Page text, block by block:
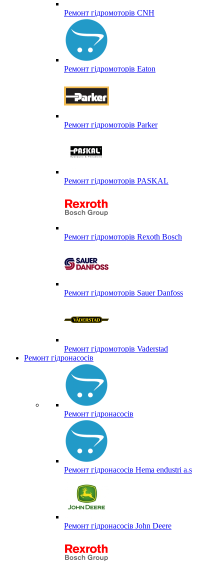
Ремонт гідромоторів CNH
Ремонт гідромоторів Eaton
Ремонт гідромоторів Parker
Ремонт гідромоторів PASKAL
Ремонт гідромоторів Rexoth Bosch
Ремонт гідромоторів Sauer Danfoss
Ремонт гідромоторів Vaderstad
Ремонт гідронасосів
Ремонт гідронасосів
Ремонт гідронасосів Hema endustri a.s
Ремонт гідронасосів John Deere